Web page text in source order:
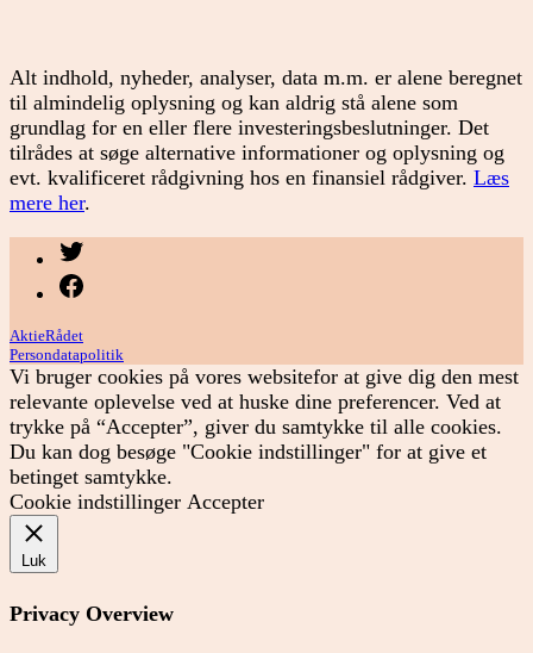
Alt indhold, nyheder, analyser, data m.m. er alene beregnet
til almindelig oplysning og kan aldrig stå alene som
grundlag for en eller flere investeringsbeslutninger. Det
tilrådes at søge alternative informationer og oplysning og
evt. kvalificeret rådgivning hos en finansiel rådgiver. Læs
mere her.
AktieRådet
Persondatapolitik
Vi bruger cookies på vores websitefor at give dig den mest
relevante oplevelse ved at huske dine preferencer. Ved at
trykke på “Accepter”, giver du samtykke til alle cookies.
Du kan dog besøge "Cookie indstillinger" for at give et
betinget samtykke.
Cookie indstillinger Accepter
Luk
Privacy Overview